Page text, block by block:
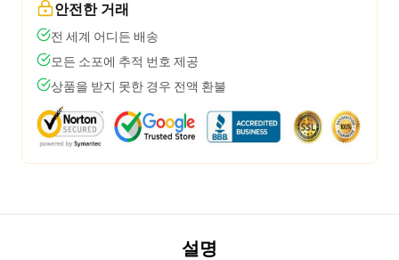
안전한 거래
전 세계 어디든 배송
모든 소포에 추적 번호 제공
상품을 받지 못한 경우 전액 환불
설명